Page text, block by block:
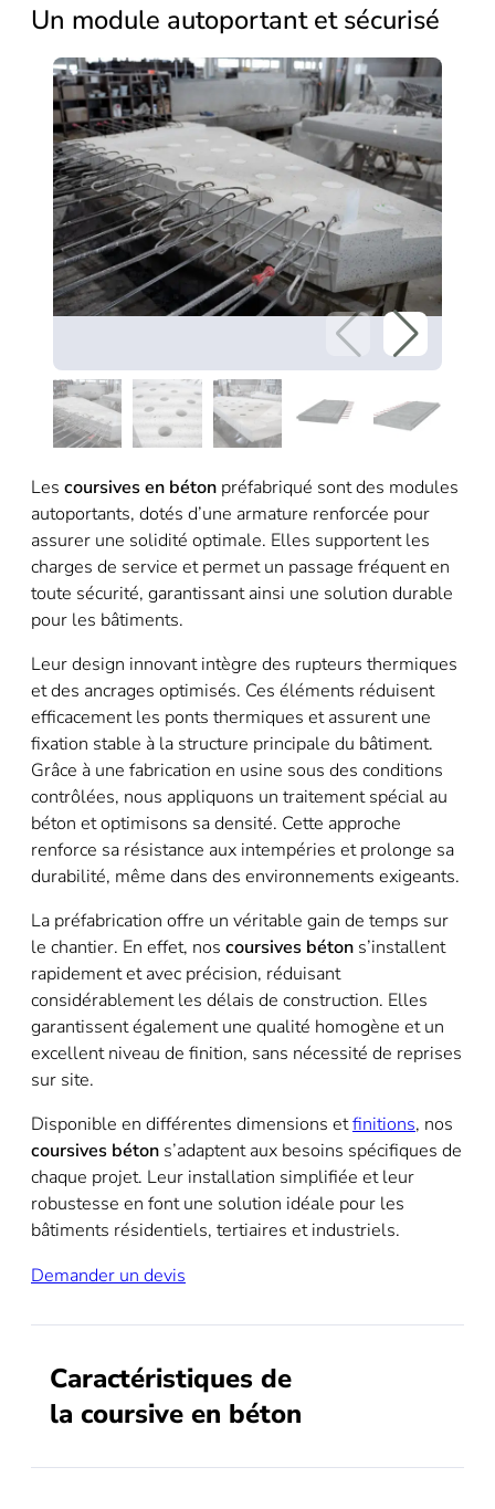
Un module autoportant et sécurisé
Les coursives en béton préfabriqué sont des modules
autoportants, dotés d’une armature renforcée pour
assurer une solidité optimale. Elles supportent les
charges de service et permet un passage fréquent en
toute sécurité, garantissant ainsi une solution durable
pour les bâtiments.
Leur design innovant intègre des rupteurs thermiques
et des ancrages optimisés. Ces éléments réduisent
efficacement les ponts thermiques et assurent une
fixation stable à la structure principale du bâtiment.
Grâce à une fabrication en usine sous des conditions
contrôlées, nous appliquons un traitement spécial au
béton et optimisons sa densité. Cette approche
renforce sa résistance aux intempéries et prolonge sa
durabilité, même dans des environnements exigeants.
La préfabrication offre un véritable gain de temps sur
le chantier. En effet, nos coursives béton s’installent
rapidement et avec précision, réduisant
considérablement les délais de construction. Elles
garantissent également une qualité homogène et un
excellent niveau de finition, sans nécessité de reprises
sur site.
Disponible en différentes dimensions etfinitions, nos
coursives béton s’adaptent aux besoins spécifiques de
chaque projet. Leur installation simplifiée et leur
robustesse en font une solution idéale pour les
bâtiments résidentiels, tertiaires et industriels.
Demander un devis
Caractéristiques de
la coursive en béton